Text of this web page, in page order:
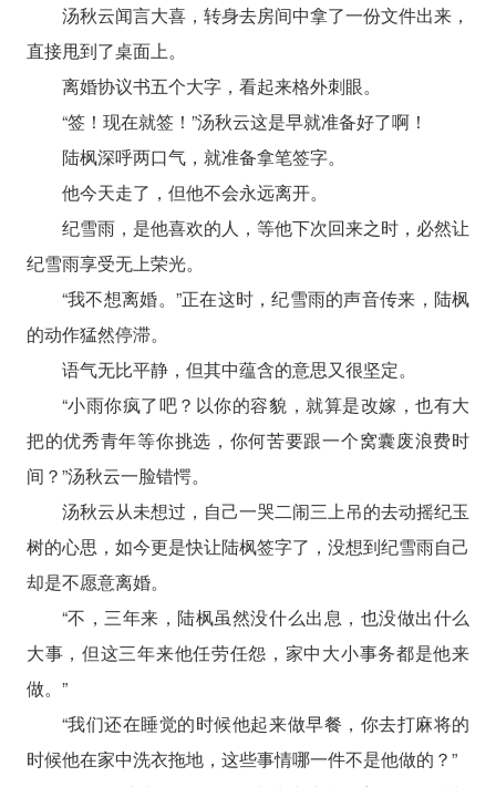
汤秋云闻言大喜，转身去房间中拿了一份文件出来，
直接甩到了桌面上。
离婚协议书五个大字，看起来格外刺眼。
“签！现在就签！”汤秋云这是早就准备好了啊！
陆枫深呼两口气，就准备拿笔签字。
他今天走了，但他不会永远离开。
纪雪雨，是他喜欢的人，等他下次回来之时，必然让
纪雪雨享受无上荣光。
“我不想离婚。”正在这时，纪雪雨的声音传来，陆枫
的动作猛然停滞。
语气无比平静，但其中蕴含的意思又很坚定。
“小雨你疯了吧？以你的容貌，就算是改嫁，也有大
把的优秀青年等你挑选，你何苦要跟一个窝囊废浪费时
间？”汤秋云一脸错愕。
汤秋云从未想过，自己一哭二闹三上吊的去动摇纪玉
树的心思，如今更是快让陆枫签字了，没想到纪雪雨自己
却是不愿意离婚。
“不，三年来，陆枫虽然没什么出息，也没做出什么
大事，但这三年来他任劳任怨，家中大小事务都是他来
做。”
“我们还在睡觉的时候他起来做早餐，你去打麻将的
时候他在家中洗衣拖地，这些事情哪一件不是他做的？”